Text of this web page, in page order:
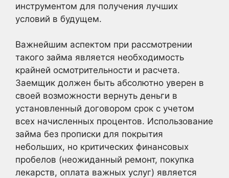
инструментом для получения лучших
условий в будущем.
Важнейшим аспектом при рассмотрении
такого займа является необходимость
крайней осмотрительности и расчета.
Заемщик должен быть абсолютно уверен в
своей возможности вернуть деньги в
установленный договором срок с учетом
всех начисленных процентов. Использование
займа без прописки для покрытия
небольших, но критических финансовых
пробелов (неожиданный ремонт, покупка
лекарств, оплата важных услуг) является